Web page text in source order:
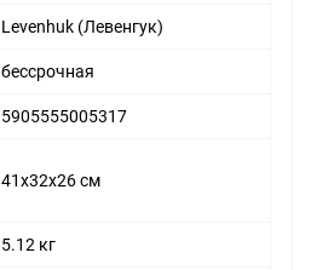
Levenhuk (Левенгук)
бессрочная
5905555005317
41x32x26 см
5.12 кг